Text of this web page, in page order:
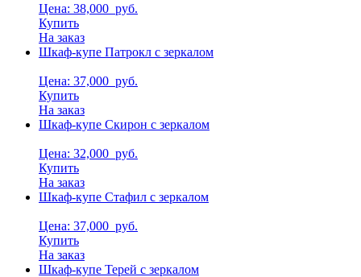
Цена: 38,000 руб.
Купить
На заказ
Шкаф-купе Патрокл с зеркалом
Цена: 37,000 руб.
Купить
На заказ
Шкаф-купе Скирон с зеркалом
Цена: 32,000 руб.
Купить
На заказ
Шкаф-купе Стафил с зеркалом
Цена: 37,000 руб.
Купить
На заказ
Шкаф-купе Терей с зеркалом